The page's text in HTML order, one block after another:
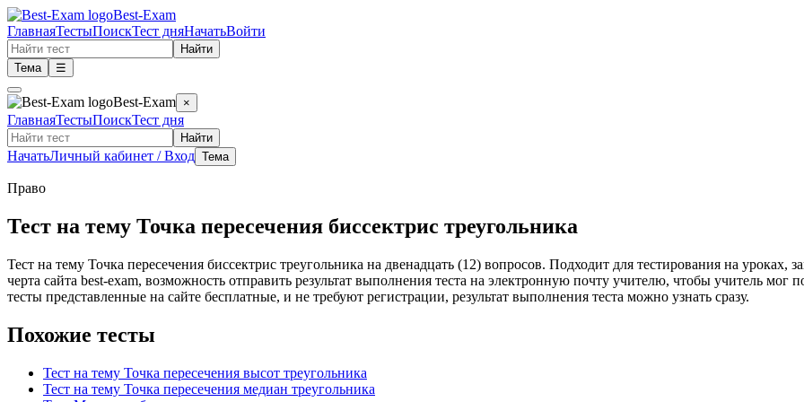
Best-Exam
ГлавнаяТестыПоискТест дняНачатьВойти
Найти
Тема
☰
Best-Exam ×
ГлавнаяТестыПоискТест дня
Найти
НачатьЛичный кабинет / Вход Тема
Право
Тест на тему Точка пересечения биссектрис треугольника
Тест на тему Точка пересечения биссектрис треугольника на двенадцать (12) вопросов. Подходит для тестирования на уроках,
черта сайта best-exam, возможность отправить результат выполнения теста на электронную почту учителю, чтобы учитель
тесты представленные на сайте бесплатные, и не требуют регистрации, результат выполнения теста можно узнать сразу.
Похожие тесты
Тест на тему Точка пересечения высот треугольника
Тест на тему Точка пересечения медиан треугольника